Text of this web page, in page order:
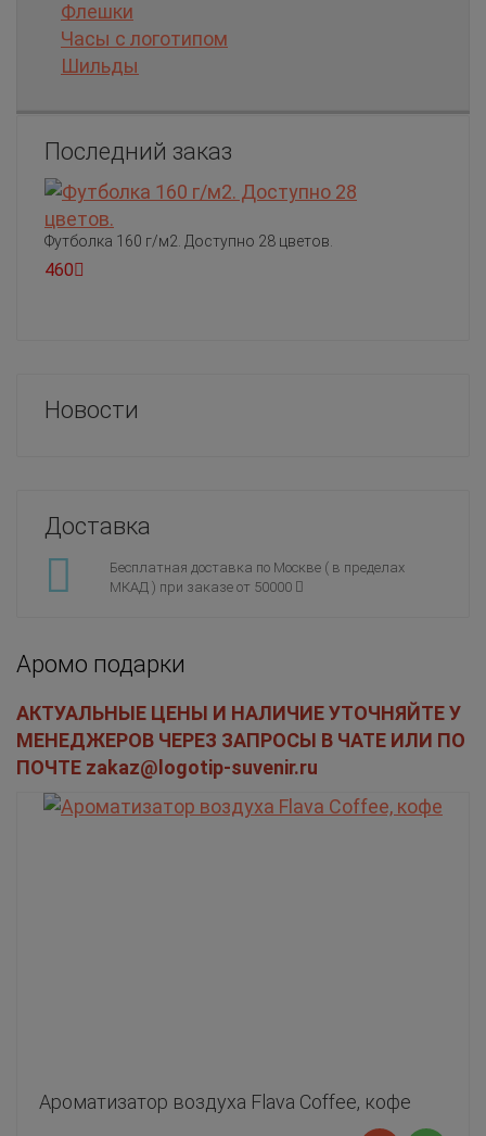
Флешки
Часы с логотипом
Шильды
Последний заказ
Футболка 160 г/м2. Доступно 28 цветов.
460
Новости
Доставка
Бесплатная доставка по Москве ( в пределах
МКАД ) при заказе от 50000
Аромо подарки
АКТУАЛЬНЫЕ ЦЕНЫ И НАЛИЧИЕ УТОЧНЯЙТЕ У
МЕНЕДЖЕРОВ ЧЕРЕЗ ЗАПРОСЫ В ЧАТЕ ИЛИ ПО
ПОЧТЕ zakaz@logotip-suvenir.ru
Ароматизатор воздуха Flava Coffee, кофе